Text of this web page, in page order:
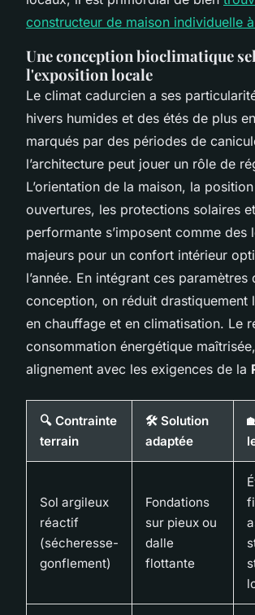
constructeur de maison individuelle
Une conception bioclimatique
l'exposition locale
Le climat cadurcien a ses
hivers humides et des étés de plus
marqués par des périodes de
l’architecture peut jouer un rôle de
L’orientation de la maison, la
ouvertures, les protections solaires
performante s’imposent comme des
majeurs pour un confort intérieur
l’année. En intégrant ces paramètres
conception, on réduit drastiquement
en chauffage et en climatisation. Le
consommation énergétique
alignement avec les exigences de la
🔍 Contrainte
terrain
🛠️ Solution
adaptée
Sol argileux
réactif
(sécheresse-
gonflement)
Fondations
sur pieux ou
dalle
flottante